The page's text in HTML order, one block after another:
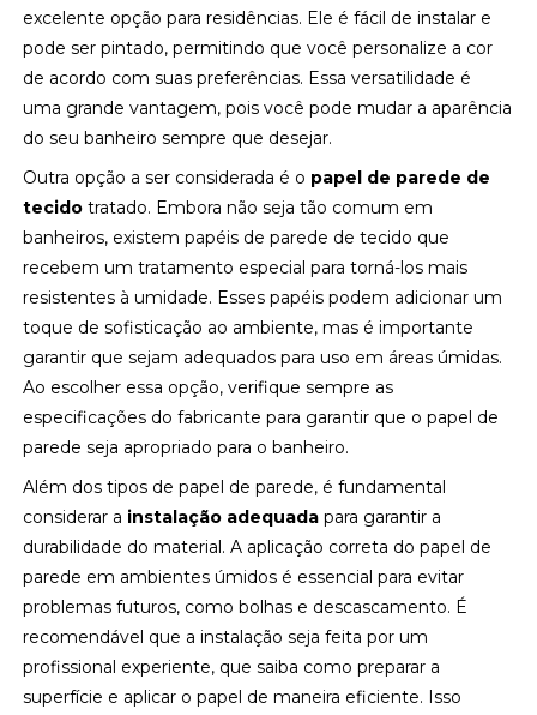
excelente opção para residências. Ele é fácil de instalar e
pode ser pintado, permitindo que você personalize a cor
de acordo com suas preferências. Essa versatilidade é
uma grande vantagem, pois você pode mudar a aparência
do seu banheiro sempre que desejar.
Outra opção a ser considerada é o papel de parede de
tecido tratado. Embora não seja tão comum em
banheiros, existem papéis de parede de tecido que
recebem um tratamento especial para torná-los mais
resistentes à umidade. Esses papéis podem adicionar um
toque de sofisticação ao ambiente, mas é importante
garantir que sejam adequados para uso em áreas úmidas.
Ao escolher essa opção, verifique sempre as
especificações do fabricante para garantir que o papel de
parede seja apropriado para o banheiro.
Além dos tipos de papel de parede, é fundamental
considerar a instalação adequada para garantir a
durabilidade do material. A aplicação correta do papel de
parede em ambientes úmidos é essencial para evitar
problemas futuros, como bolhas e descascamento. É
recomendável que a instalação seja feita por um
profissional experiente, que saiba como preparar a
superfície e aplicar o papel de maneira eficiente. Isso